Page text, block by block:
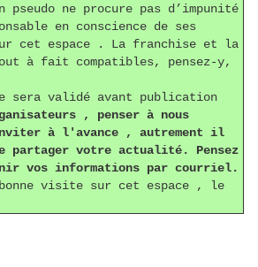
pseudo ne procure pas d’impunité
en conscience de ses
cet espace . La franchise et la
à fait compatibles, pensez-y,
sera validé avant publication
, penser à nous
à l'avance , autrement il
votre actualité. Pensez
vos informations par courriel.
visite sur cet espace , le